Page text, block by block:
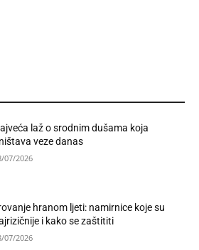
laž o srodnim dušama koja
veze danas
07/2026
hranom ljeti: namirnice koje su
i kako se zaštititi
07/2026